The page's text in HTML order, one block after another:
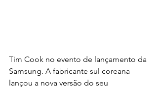
Tim Cook no evento de lançamento da
Samsung. A fabricante sul coreana
lançou a nova versão do seu